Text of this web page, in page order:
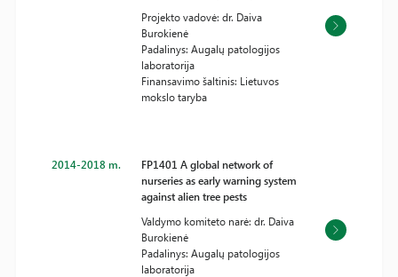
Projekto vadovė: dr. Daiva
Burokienė
Padalinys: Augalų patologijos
laboratorija
Finansavimo šaltinis: Lietuvos
mokslo taryba
2014-2018 m.
FP1401 A global network of
nurseries as early warning system
against alien tree pests
Valdymo komiteto narė: dr. Daiva
Burokienė
Padalinys: Augalų patologijos
laboratorija